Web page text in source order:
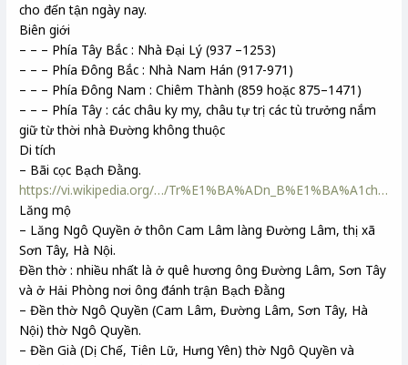
cho đến tận ngày nay.
Biên giới
– – – Phía Tây Bắc : Nhà Đại Lý (937 –1253)
– – – Phía Đông Bắc : Nhà Nam Hán (917-971)
– – – Phía Đông Nam : Chiêm Thành (859 hoặc 875–1471)
– – – Phía Tây : các châu ky my, châu tự trị các tù trưởng nắm
giữ từ thời nhà Đường không thuộc
Di tích
– Bãi cọc Bạch Đằng.
https://vi.wikipedia.org/…/Tr%E1%BA%ADn_B%E1%BA%A1ch…
Lăng mộ
– Lăng Ngô Quyền ở thôn Cam Lâm làng Đường Lâm, thị xã
Sơn Tây, Hà Nội.
Đền thờ : nhiều nhất là ở quê hương ông Đường Lâm, Sơn Tây
và ở Hải Phòng nơi ông đánh trận Bạch Đằng
– Đền thờ Ngô Quyền (Cam Lâm, Đường Lâm, Sơn Tây, Hà
Nội) thờ Ngô Quyền.
– Đền Già (Dị Chế, Tiên Lữ, Hưng Yên) thờ Ngô Quyền và